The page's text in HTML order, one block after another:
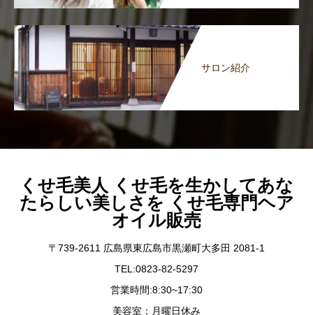
サロン紹介
くせ毛美人 くせ毛を生かしてあな
たらしい美しさを くせ毛専門ヘア
オイル販売
〒739-2611 広島県東広島市黒瀬町大多田 2081-1
TEL:0823-82-5297
営業時間:8:30~17:30
美容室：月曜日休み